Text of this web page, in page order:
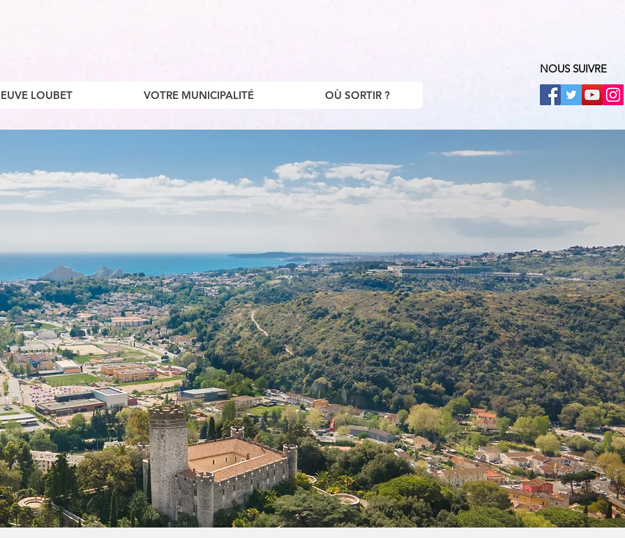
LOUBET VOTRE MUNICIPALITÉ OÙ SORTIR ?
NOUS SUIVRE